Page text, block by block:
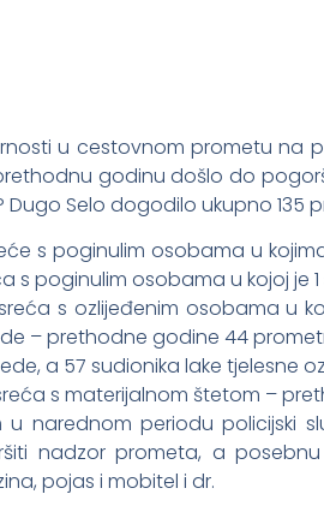
u cestovnom prometu na
godinu došlo do
Selo dogodilo ukupno
s poginulim osobama u
s poginulim osobama u kojoj je
s ozlijeđenim osobama u
– prethodne godine 44
a 57 sudionika lake tjelesne
s materijalnom štetom –
u narednom periodu policijski
nadzor prometa, a
pojas i mobitel i dr.